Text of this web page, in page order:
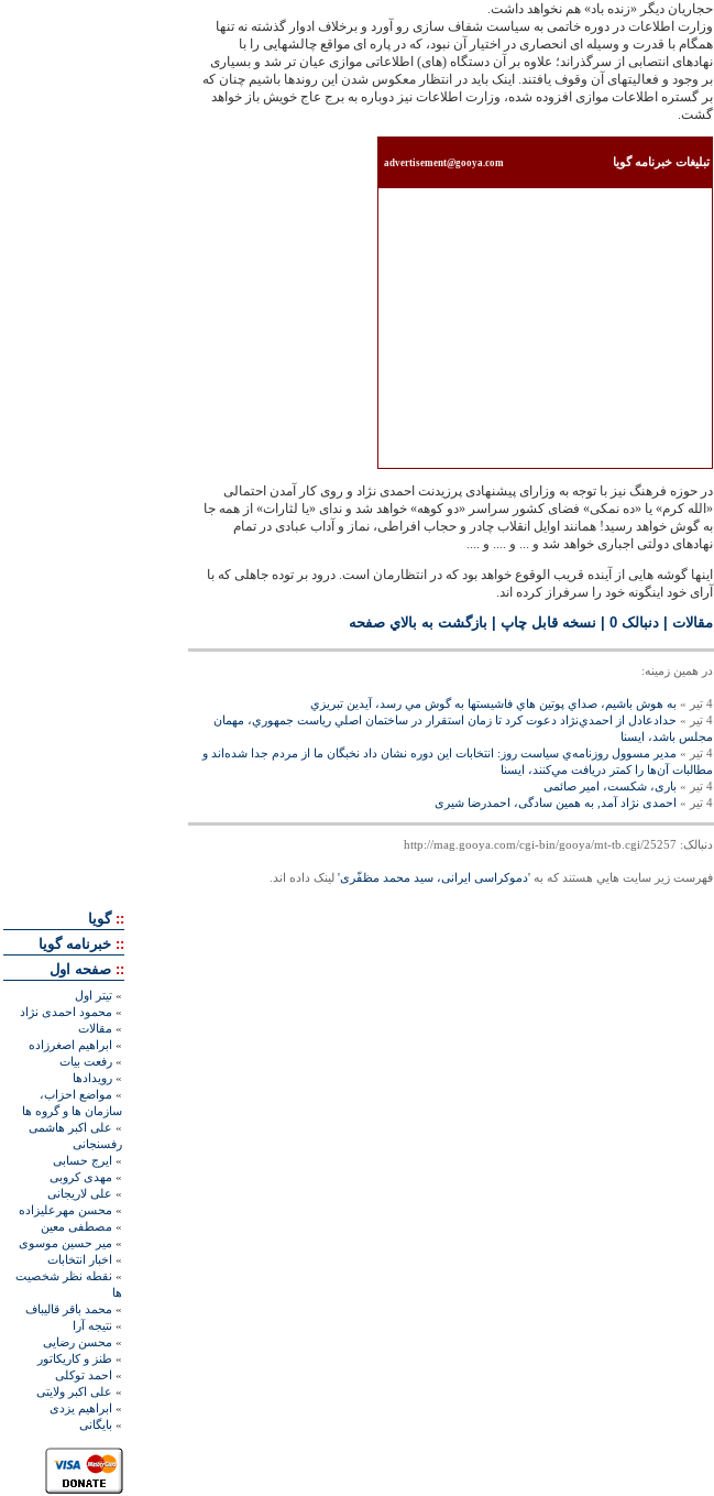
حجاریان دیگر «زنده باد» هم نخواهد داشت.
وزارت اطلاعات در دوره خاتمی به سیاست شفاف سازی رو آورد و برخلاف ادوار گذشته نه تنها
همگام با قدرت و وسیله ای انحصاری در اختیار آن نبود، که در پاره ای مواقع چالشهایی را با
نهادهای انتصابی از سرگذراند؛ علاوه بر آن دستگاه (های) اطلاعاتی موازی عیان تر شد و بسیاری
بر وجود و فعالیتهای آن وقوف یافتند. اینک باید در انتظار معکوس شدن این روندها باشیم چنان که
بر گستره اطلاعات موازی افزوده شده، وزارت اطلاعات نیز دوباره به برج عاج خویش باز خواهد
گشت.
تبليغات خبرنامه گويا advertisement@gooya.com
در حوزه فرهنگ نیز با توجه به وزارای پیشنهادی پرزيدنت احمدی نژاد و روی کار آمدن احتمالی
«الله کرم» یا «ده نمکی» فضای کشور سراسر «دو کوهه» خواهد شد و ندای «یا لثارات» از همه جا
به گوش خواهد رسید! همانند اوایل انقلاب چادر و حجاب افراطی، نماز و آداب عبادی در تمام
نهادهای دولتی اجباری خواهد شد و ... و .... و ....
اینها گوشه هایی از آینده قریب الوقوع خواهد بود که در انتظارمان است. درود بر توده جاهلی که با
آرای خود اینگونه خود را سرفراز کرده اند.
مقالات | دنبالک 0 نسخه قابل چاپ بازگشت به بالاي صفحه
در همين زمينه:
4 تیر »
به هوش باشيم، صداي پوتين هاي فاشيستها به گوش مي رسد، آيدين تبريزي
4 تیر »
حدادعادل از احمدي‌نژاد دعوت كرد تا زمان استقرار در ساختمان اصلي رياست جمهوري، مهمان
مجلس باشد، ايسنا
4 تیر »
مدير مسوول روزنامه‌ي سياست روز: انتخابات اين دوره نشان داد نخبگان ما از مردم جدا شده‌اند و
مطالبات آن‌ها را كمتر دريافت مي‌كنند، ايسنا
4 تیر »
باری، شکست، امیر صائمی
4 تیر »
احمدی نژاد آمد, به همین سادگی، احمدرضا شیری
دنبالک: http://mag.gooya.com/cgi-bin/gooya/mt-tb.cgi/25257
فهرست زير سايت هايي هستند که به 'دموکراسی ایرانی، سید محمد مظفّری' لينک داده اند.
::گويا
:: خبرنامه گويا
:: صفحه اول
» تيتر اول
» محمود احمدی نژاد
» مقالات
» ابراهيم اصغرزاده
» رفعت بیات
» رويدادها
» مواضع احزاب،
سازمان ها و گروه ها
» علی اکبر هاشمی
رفسنجانی
» ايرج حسابی
» مهدی کروبی
» علی لاريجانی
» محسن مهرعليزاده
» مصطفی معين
» مير حسين موسوی
» اخبار انتخابات
» نقطه نظر شخصيت
ها
» محمد باقر قاليباف
» نتيجه آرا
» محسن رضايی
» طنز و کاريکاتور
» احمد توکلی
» علی اکبر ولايتی
» ابراهيم يزدی
» بايگانی